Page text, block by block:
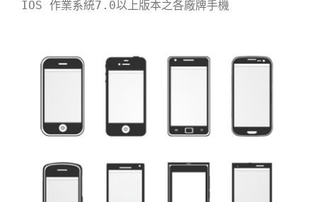
IOS 作業系統7.0以上版本之各廠牌手機